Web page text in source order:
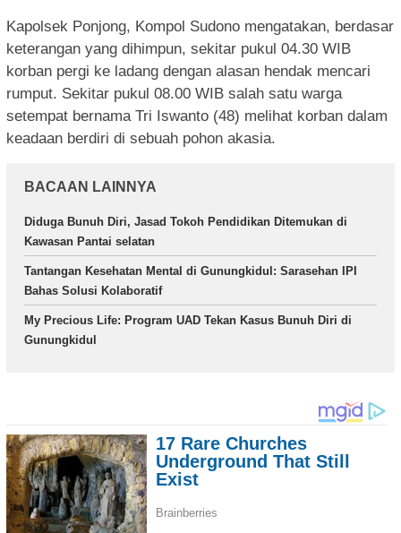
Kapolsek Ponjong, Kompol Sudono mengatakan, berdasar
keterangan yang dihimpun, sekitar pukul 04.30 WIB
korban pergi ke ladang dengan alasan hendak mencari
rumput. Sekitar pukul 08.00 WIB salah satu warga
setempat bernama Tri Iswanto (48) melihat korban dalam
keadaan berdiri di sebuah pohon akasia.
BACAAN LAINNYA
Diduga Bunuh Diri, Jasad Tokoh Pendidikan Ditemukan di
Kawasan Pantai selatan
Tantangan Kesehatan Mental di Gunungkidul: Sarasehan IPI
Bahas Solusi Kolaboratif
My Precious Life: Program UAD Tekan Kasus Bunuh Diri di
Gunungkidul